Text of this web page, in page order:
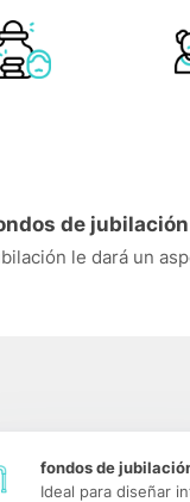
de
le dará un
fondos de
Ideal para diseñar